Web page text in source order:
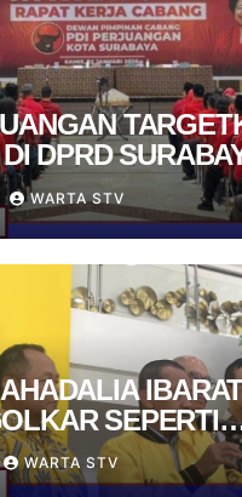
DPRD
2029
WARTA STV
SEPERTI
WARTA STV